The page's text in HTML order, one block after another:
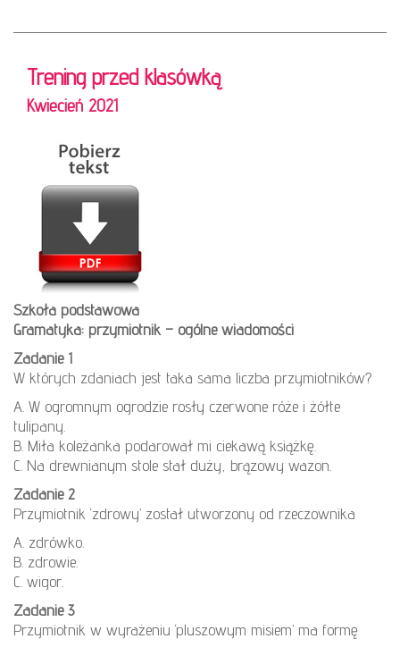
Trening przed klasówką
Kwiecień 2021
Szkoła podstawowa
Gramatyka: przymiotnik – ogólne wiadomości
Zadanie 1
W których zdaniach jest taka sama liczba przymiotników?
A. W ogromnym ogrodzie rosły czerwone róże i żółte
tulipany.
B. Miła koleżanka podarował mi ciekawą książkę.
C. Na drewnianym stole stał duży, brązowy wazon.
Zadanie 2
Przymiotnik ‘zdrowy’ został utworzony od rzeczownika
A. zdrówko.
B. zdrowie.
C. wigor.
Zadanie 3
Przymiotnik w wyrażeniu ‘pluszowym misiem’ ma formę